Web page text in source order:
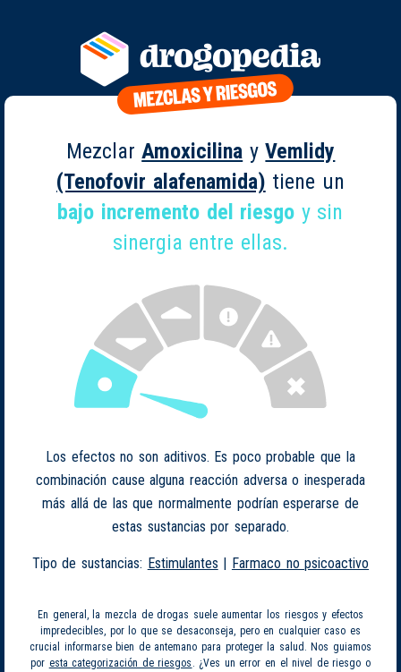
MezclarAmoxicilina yVemlidy
(Tenofovir alafenamida) tiene un
bajo incremento del riesgo y sin
sinergia entre ellas.
Los efectos no son aditivos. Es poco probable que la
combinación cause alguna reacción adversa o inesperada
más allá de las que normalmente podrían esperarse de
estas sustancias por separado.
Tipo de sustancias: Estimulantes | Farmaco no psicoactivo
En general, la mezcla de drogas suele aumentar los riesgos y efectos
impredecibles, por lo que se desaconseja, pero en cualquier caso es
crucial informarse bien de antemano para proteger la salud. Nos guiamos
por esta categorización de riesgos . ¿Ves un error en el nivel de riesgo o